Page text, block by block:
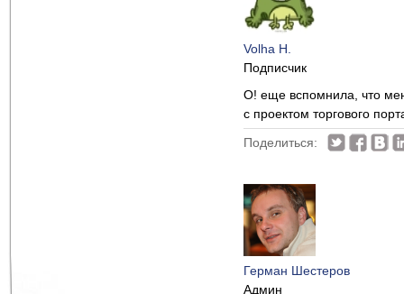
Volha H.
Подписчик
О! еще вспомнила, что
с проектом торгового
Поделиться:
Герман Шестеров
Админ